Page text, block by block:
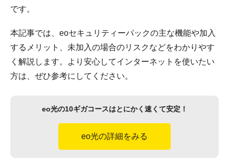
です。
本記事では、eoセキュリティーパックの主な機能や加入
するメリット、未加入の場合のリスクなどをわかりやす
く解説します。より安心してインターネットを使いたい
方は、ぜひ参考にしてください。
eo光の10ギガコースはとにかく速くて安定！
eo光の詳細をみる